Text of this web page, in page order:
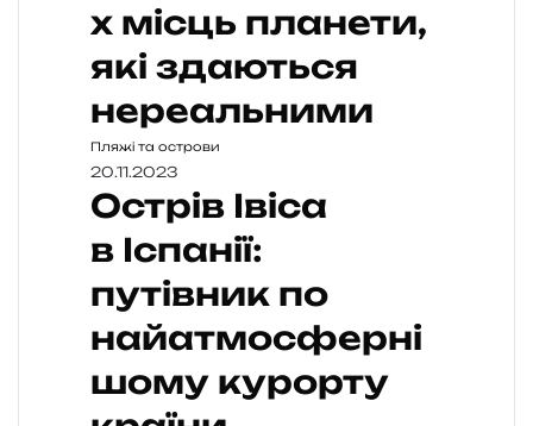
х місць планети,
які здаються
нереальними
Пляжі та острови
20.11.2023
Острів Івіса
в Іспанії:
путівник по
найатмосферні
шому курорту